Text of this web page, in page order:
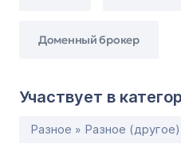
Доменный брокер
Участвует в
Разное » Разное (другое)